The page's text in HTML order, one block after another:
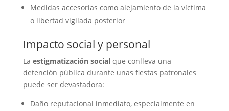
Medidas accesorias como alejamiento de la víctima
o libertad vigilada posterior
Impacto social y personal
La estigmatización socialque conlleva una
detención pública durante unas fiestas patronales
puede ser devastadora:
Daño reputacional inmediato, especialmente en